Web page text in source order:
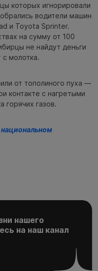
которых игнорировали
водители машин
и Toyota Sprinter.
на сумму от 100
не найдут деньги
с молотка.
от тополиного пуха —
контакте с нагретыми
горячих газов.
нашего
на наш канал